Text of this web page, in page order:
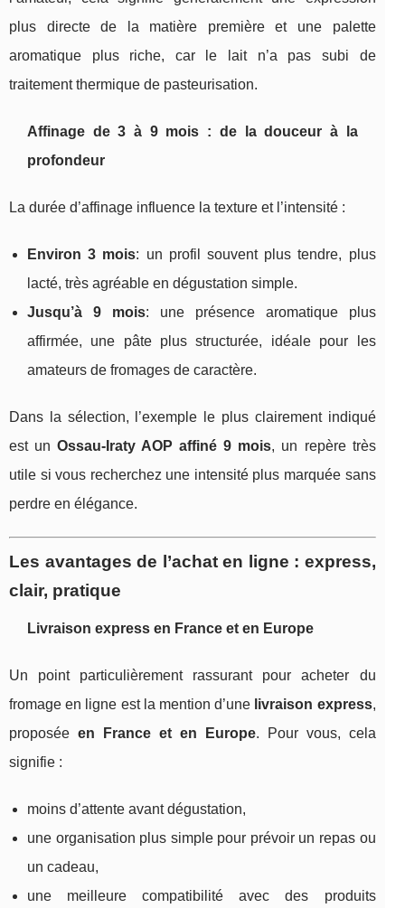
plus directe de la matière première et une palette
aromatique plus riche, car le lait n’a pas subi de
traitement thermique de pasteurisation.
Affinage de 3 à 9 mois : de la douceur à la
profondeur
La durée d’affinage influence la texture et l’intensité :
Environ 3 mois: un profil souvent plus tendre, plus
lacté, très agréable en dégustation simple.
Jusqu’à 9 mois: une présence aromatique plus
affirmée, une pâte plus structurée, idéale pour les
amateurs de fromages de caractère.
Dans la sélection, l’exemple le plus clairement indiqué
est unOssau-Iraty AOP affiné 9 mois, un repère très
utile si vous recherchez une intensité plus marquée sans
perdre en élégance.
Les avantages de l’achat en ligne : express,
clair, pratique
Livraison express en France et en Europe
Un point particulièrement rassurant pour acheter du
fromage en ligne est la mention d’une livraison express,
proposée en France et en Europe. Pour vous, cela
signifie :
moins d’attente avant dégustation,
une organisation plus simple pour prévoir un repas ou
un cadeau,
une meilleure compatibilité avec des produits